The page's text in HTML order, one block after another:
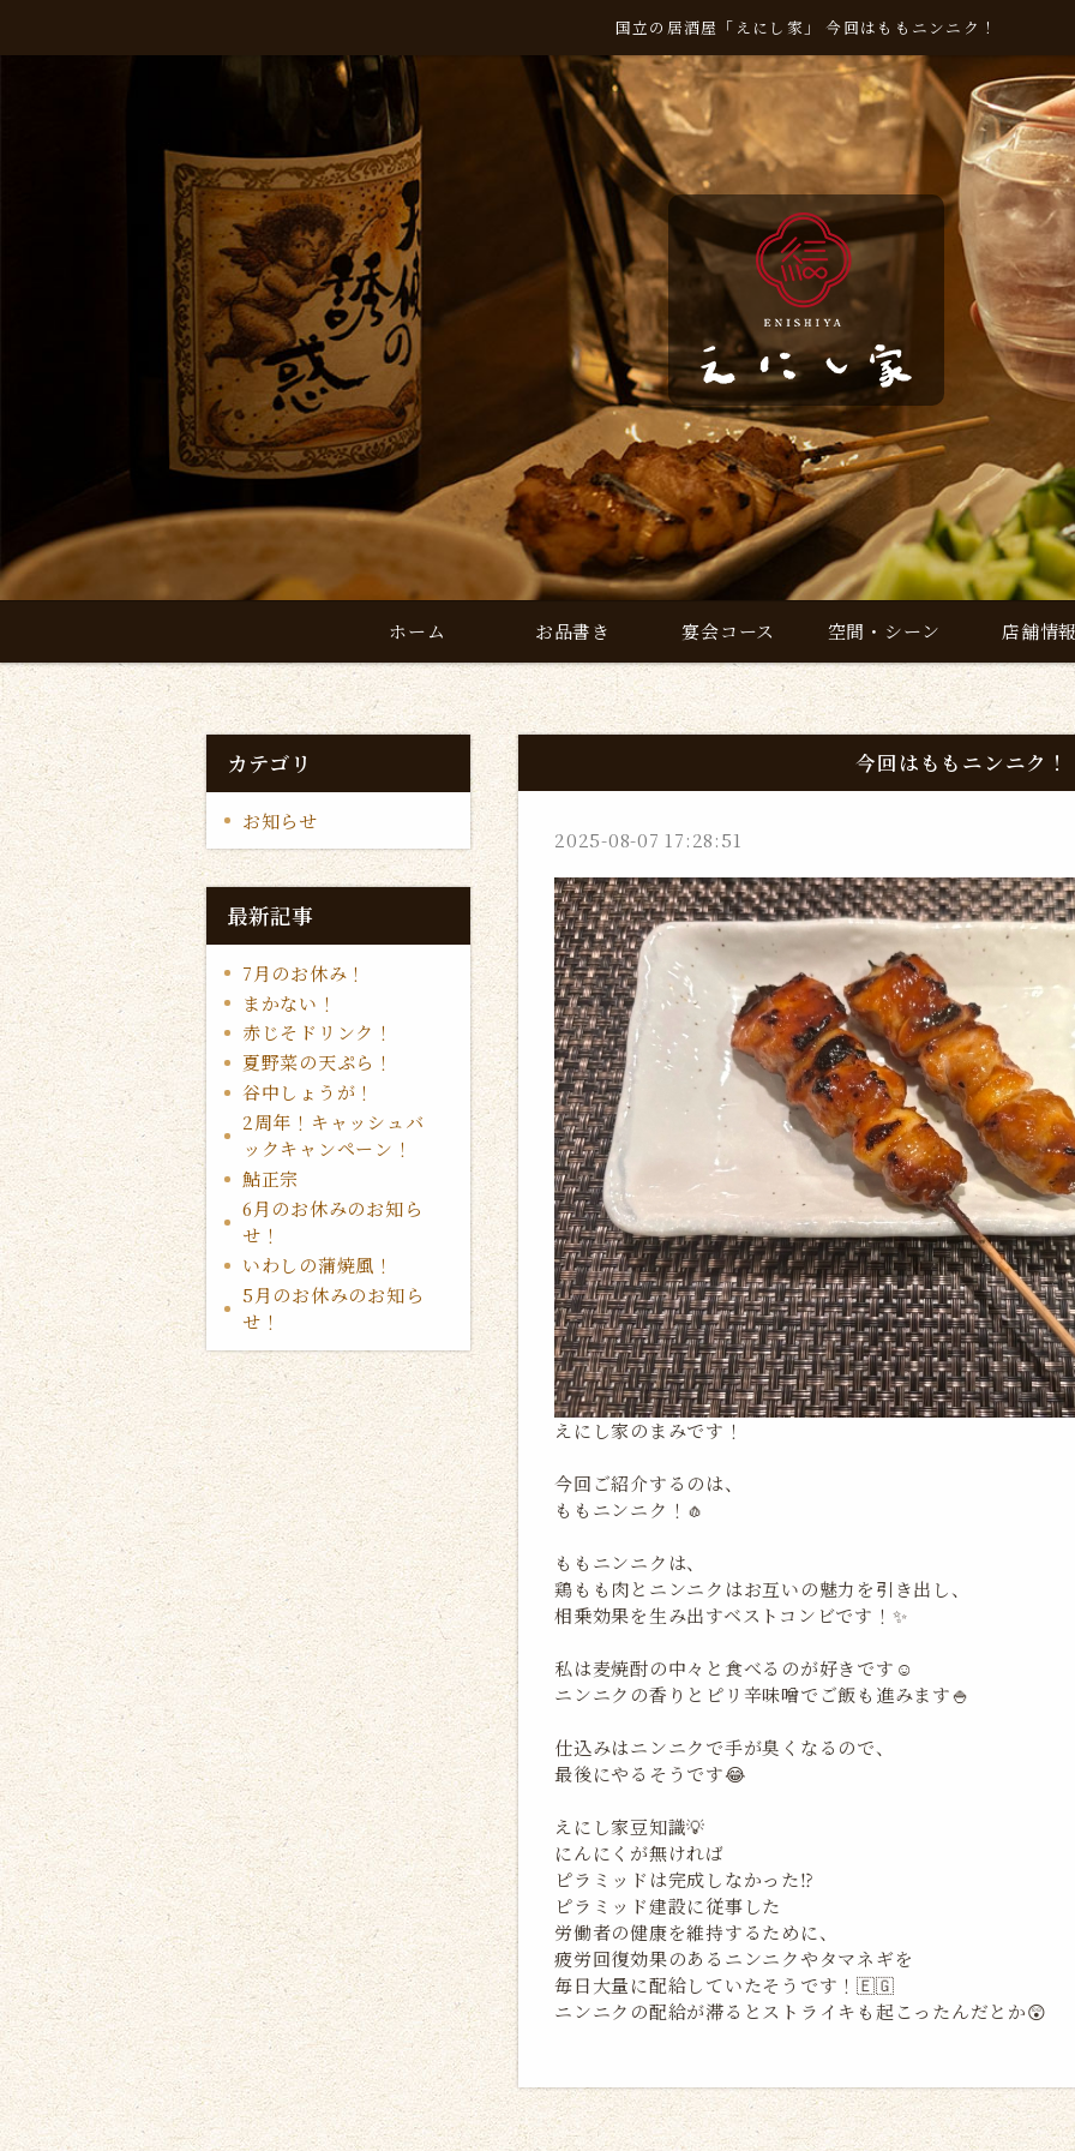
国立の居酒屋「えにし家」 今回はももニンニク！
ホーム お品書き 宴会コース 空間・シーン 店舗情
カテゴリ
お知らせ
最新記事
7月のお休み！
まかない！
赤じそドリンク！
夏野菜の天ぷら！
谷中しょうが！
2周年！キャッシュバ
ックキャンペーン！
鮎正宗
6月のお休みのお知ら
せ！
いわしの蒲焼風！
5月のお休みのお知ら
せ！
今回はももニンニク！
2025-08-07 17:28:51
えにし家のまみです！
今回ご紹介するのは、
ももニンニク！🧄
ももニンニクは、
鶏もも肉とニンニクはお互いの魅力を引き出し、
相乗効果を生み出すベストコンビです！✨
私は麦焼酎の中々と食べるのが好きです☺️
ニンニクの香りとピリ辛味噌でご飯も進みます🍚
仕込みはニンニクで手が臭くなるので、
最後にやるそうです😂
えにし家豆知識💡
にんにくが無ければ
ピラミッドは完成しなかった⁉️
ピラミッド建設に従事した
労働者の健康を維持するために、
疲労回復効果のあるニンニクやタマネギを
毎日大量に配給していたそうです！🇪🇬
ニンニクの配給が滞るとストライキも起こったんだとか😲